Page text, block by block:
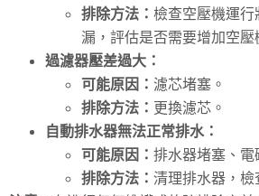
排除方法： 檢查空壓機運
漏，評估是否需要增加空壓
過濾器壓差過大：
可能原因： 濾芯堵塞。
排除方法： 更換濾芯。
自動排水器無法正常排水：
可能原因： 排水器堵塞、電
排除方法： 清理排水器，檢